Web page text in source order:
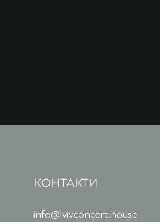
КОНТАКТИ
info@lvivconcert.house